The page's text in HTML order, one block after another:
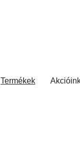
Termékek